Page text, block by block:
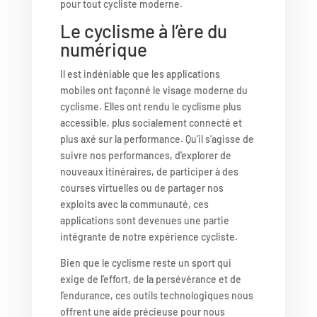
pour tout cycliste moderne.
Le cyclisme à l’ère du
numérique
Il est indéniable que les applications
mobiles ont façonné le visage moderne du
cyclisme. Elles ont rendu le cyclisme plus
accessible, plus socialement connecté et
plus axé sur la performance. Qu’il s’agisse de
suivre nos performances, d’explorer de
nouveaux itinéraires, de participer à des
courses virtuelles ou de partager nos
exploits avec la communauté, ces
applications sont devenues une partie
intégrante de notre expérience cycliste.
Bien que le cyclisme reste un sport qui
exige de l’effort, de la persévérance et de
l’endurance, ces outils technologiques nous
offrent une aide précieuse pour nous